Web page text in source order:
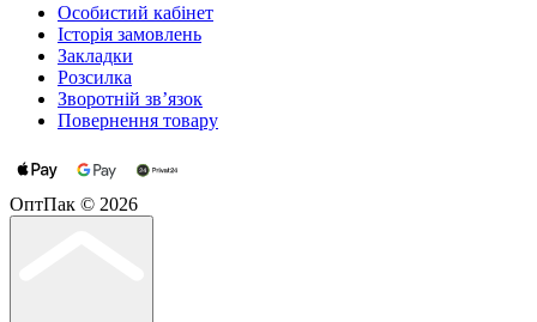
Особистий кабінет
Історія замовлень
Закладки
Розсилка
Зворотній зв’язок
Повернення товару
ОптПак © 2026